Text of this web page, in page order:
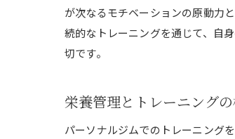
が次なるモチベーションの原動力
続的なトレーニングを通じて、自
切です。
栄養管理とトレーニング
パーソナルジムでのトレーニング